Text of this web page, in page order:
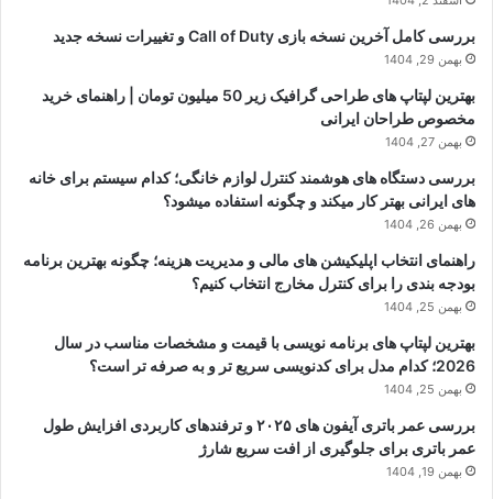
کدام برند ارزش خرید بیشتری در بازار ایران دارد؟
اسفند 2, 1404
بررسی کامل آخرین نسخه بازی Call of Duty و تغییرات نسخه جدید
بهمن 29, 1404
مخصوص طراحان ایرانی
بهمن 27, 1404
های ایرانی بهتر کار میکند و چگونه استفاده میشود؟
بهمن 26, 1404
بودجه بندی را برای کنترل مخارج انتخاب کنیم؟
بهمن 25, 1404
2026؛ کدام مدل برای کدنویسی سریع تر و به صرفه تر است؟
بهمن 25, 1404